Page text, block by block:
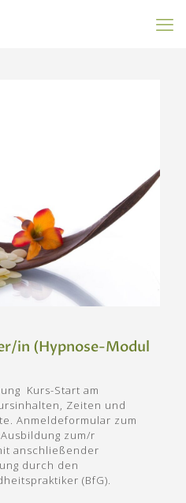
in (Hypnose-Modul
Kurs-Start am
Zeiten und
Anmeldeformular zum
zum/r
anschließender
durch den
(BfG).